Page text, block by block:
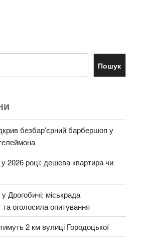
Пошук
безбар’єрний барбершоп у
у 2026 році: дешева квартира чи
Дрогобичі: міськрада
оголосила опитування
2 км вулиці Городоцької